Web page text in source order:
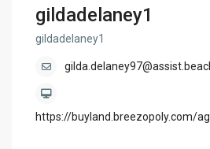
gildadelaney1
gildadelaney1
https://buyland.breezopoly.com/